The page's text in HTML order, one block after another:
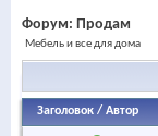
Форум: Продам
Мебель и все для дома
Заголовок / Автор